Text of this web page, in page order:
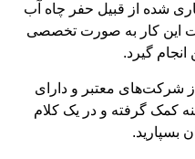
شده از قبیل حفر چاه آب
این کار به ‌صورت تخصصی
گیرد.
شرکت‌های معتبر و دارای
کمک گرفته و در یک کلام
بسپارید.